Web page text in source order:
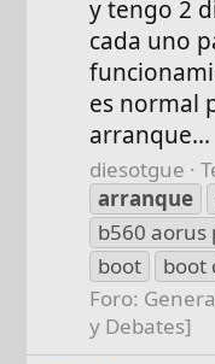
y tengo 2
cada uno
es normal
arranque...
diesotgue
arranque
b560 aorus
boot
boot
Foro:
y Debates]